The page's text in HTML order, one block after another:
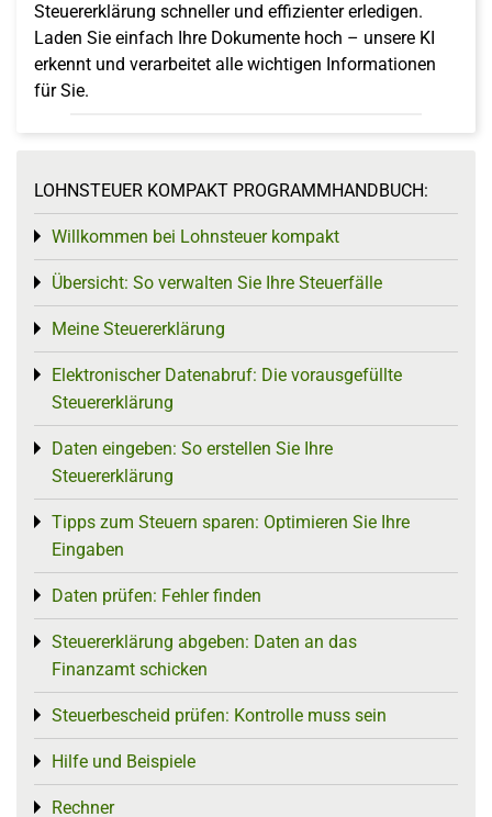
Steuererklärung schneller und effizienter erledigen.
Laden Sie einfach Ihre Dokumente hoch – unsere KI
erkennt und verarbeitet alle wichtigen Informationen
für Sie.
LOHNSTEUER KOMPAKT PROGRAMMHANDBUCH:
Willkommen bei Lohnsteuer kompakt
Toggle menu
Übersicht: So verwalten Sie Ihre Steuerfälle
Toggle menu
Meine Steuererklärung
Toggle menu
Elektronischer Datenabruf: Die vorausgefüllte
Steuererklärung
Toggle menu
Daten eingeben: So erstellen Sie Ihre
Steuererklärung
Toggle menu
Tipps zum Steuern sparen: Optimieren Sie Ihre
Eingaben
Toggle menu
Daten prüfen: Fehler finden
Toggle menu
Steuererklärung abgeben: Daten an das
Finanzamt schicken
Toggle menu
Steuerbescheid prüfen: Kontrolle muss sein
Toggle menu
Hilfe und Beispiele
Toggle menu
Rechner
Toggle menu